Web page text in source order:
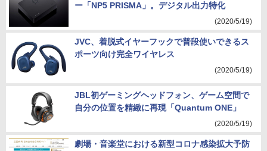
ー「NP5 PRISMA」。デジタル出力特化
(2020/5/19)
JVC、着脱式イヤーフックで普段使いできるス
ポーツ向け完全ワイヤレス
(2020/5/19)
JBL初ゲーミングヘッドフォン、ゲーム空間で
自分の位置を精緻に再現「Quantum ONE」
(2020/5/19)
劇場・音楽堂における新型コロナ感染拡大予防